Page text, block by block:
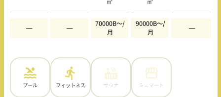
— —
70000B〜/
月
90000B〜/
月
—
プール フィットネス サウナ ミニマート